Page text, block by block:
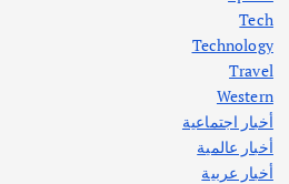
اختتام ورشة السينوغرافيا في مدينة
أغسطس 3, 2026
Tech
Technology
Travel
Western
أخبار اجتماعية
أخبار عالمية
أخبار عربية